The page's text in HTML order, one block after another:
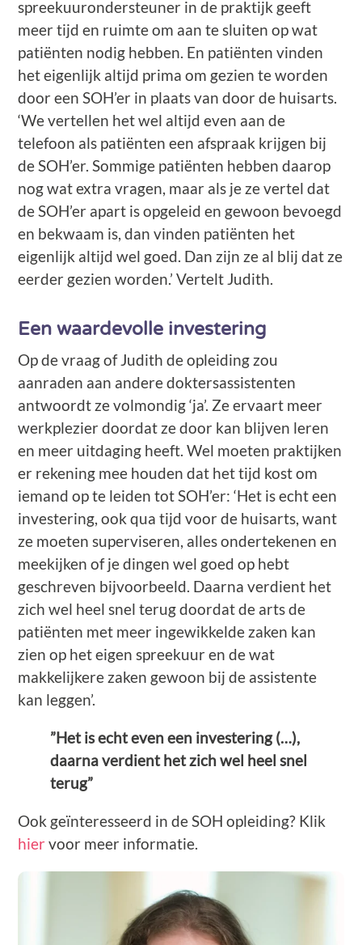
spreekuurondersteuner in de praktijk geeft
meer tijd en ruimte om aan te sluiten op wat
patiënten nodig hebben. En patiënten vinden
het eigenlijk altijd prima om gezien te worden
door een SOH’er in plaats van door de huisarts.
‘We vertellen het wel altijd even aan de
telefoon als patiënten een afspraak krijgen bij
de SOH’er. Sommige patiënten hebben daarop
nog wat extra vragen, maar als je ze vertel dat
de SOH’er apart is opgeleid en gewoon bevoegd
en bekwaam is, dan vinden patiënten het
eigenlijk altijd wel goed. Dan zijn ze al blij dat ze
eerder gezien worden.’ Vertelt Judith.
Een waardevolle investering
Op de vraag of Judith de opleiding zou
aanraden aan andere doktersassistenten
antwoordt ze volmondig ‘ja’. Ze ervaart meer
werkplezier doordat ze door kan blijven leren
en meer uitdaging heeft. Wel moeten praktijken
er rekening mee houden dat het tijd kost om
iemand op te leiden tot SOH’er: ‘Het is echt een
investering, ook qua tijd voor de huisarts, want
ze moeten superviseren, alles ondertekenen en
meekijken of je dingen wel goed op hebt
geschreven bijvoorbeeld. Daarna verdient het
zich wel heel snel terug doordat de arts de
patiënten met meer ingewikkelde zaken kan
zien op het eigen spreekuur en de wat
makkelijkere zaken gewoon bij de assistente
kan leggen’.
”Het is echt even een investering (…),
daarna verdient het zich wel heel snel
terug”
Ook geïnteresseerd in de SOH opleiding? Klik
hiervoor meer informatie.